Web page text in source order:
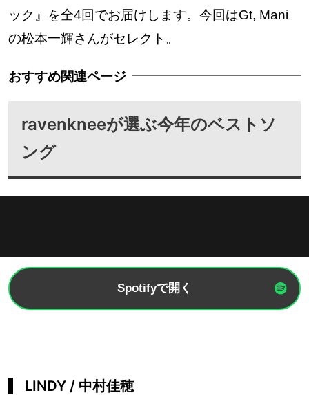
ック』を全4回でお届けします。今回はGt, Mani
の松本一輝さんがセレクト。
ravenkneeが選ぶ今年のベストソ
ング
Spotifyで開く
LINDY / 中村佳穂